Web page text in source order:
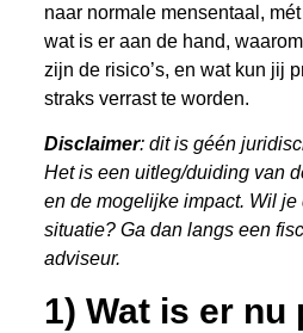
naar normale mensentaal,
wat is er aan de hand,
zijn de risico’s, en wat kun jij
straks verrast te worden.
Disclaimer: dit is géén
Het is een uitleg/duiding van
en de mogelijke impact. Wil
situatie? Ga dan langs een
adviseur.
1) Wat is er nu